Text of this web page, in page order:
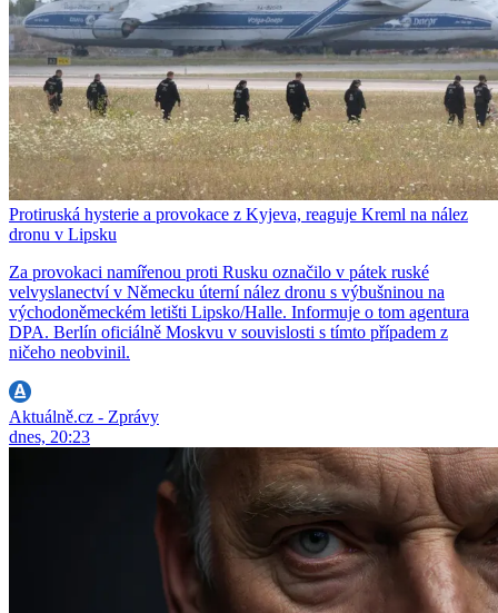
Protiruská hysterie a provokace z Kyjeva, reaguje Kreml na nález
dronu v Lipsku
Za provokaci namířenou proti Rusku označilo v pátek ruské
velvyslanectví v Německu úterní nález dronu s výbušninou na
východoněmeckém letišti Lipsko/Halle. Informuje o tom agentura
DPA. Berlín oficiálně Moskvu v souvislosti s tímto případem z
ničeho neobvinil.
Aktuálně.cz - Zprávy
dnes, 20:23